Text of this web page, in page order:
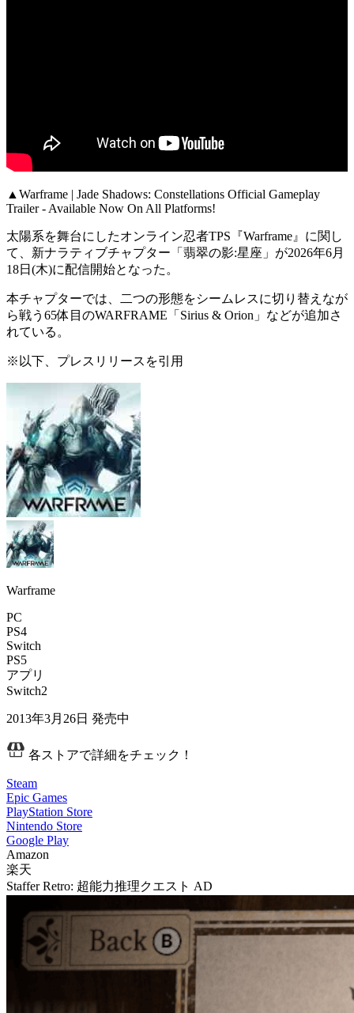
▲Warframe | Jade Shadows: Constellations Official Gameplay
Trailer - Available Now On All Platforms!
太陽系を舞台にしたオンライン忍者TPS『Warframe』に関し
て、 新ナラティブチャプター「翡翠の影:星座」 が2026年6月
18日(木)に配信開始となった。
本チャプターでは、二つの形態をシームレスに切り替えなが
ら戦う 65体目のWARFRAME「Sirius & Orion」 などが追加さ
れている。
※以下、プレスリリースを引用
Warframe
PC
PS4
Switch
PS5
アプリ
Switch2
2013年3月26日 発売中
各ストアで詳細をチェック！
Steam
Epic Games
PlayStation Store
Nintendo Store
Google Play
Amazon
楽天
Staffer Retro: 超能力推理クエスト AD